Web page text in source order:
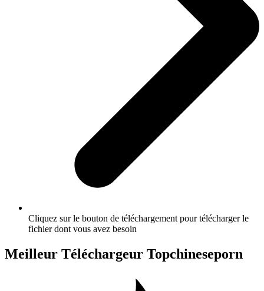
Cliquez sur le bouton de téléchargement pour télécharger le
fichier dont vous avez besoin
Meilleur Téléchargeur Topchineseporn